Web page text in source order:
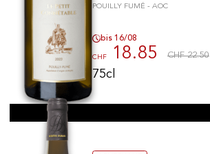
POUILLY FUMÉ - AOC
bis 16/08
CHF 18.85 CHF 22.50
75cl